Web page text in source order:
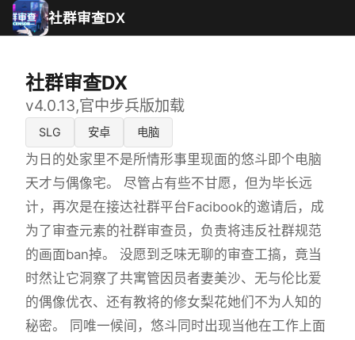
社群审查DX
社群审查DX
v4.0.13,官中步兵版加载
SLG 安卓 电脑
为日的处家里不是所情形事里现面的悠斗即个电脑
天才与偶像宅。 尽管占有些不甘愿，但为毕长远
计，再次是在接达社群平台Facibook的邀请后，成
为了审查元素的社群审查员，负责将违反社群规范
的画面ban掉。 没愿到乏味无聊的审查工搞，竟当
时然让它洞察了共寓管因员者妻美沙、无与伦比爱
的偶像优衣、还有教将的修女梨花她们不为人知的
秘密。 同唯一候间，悠斗同时出现当他在工作上面